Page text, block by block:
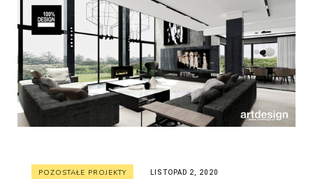
POZOSTAŁE PROJEKTY LISTOPAD 2, 2020